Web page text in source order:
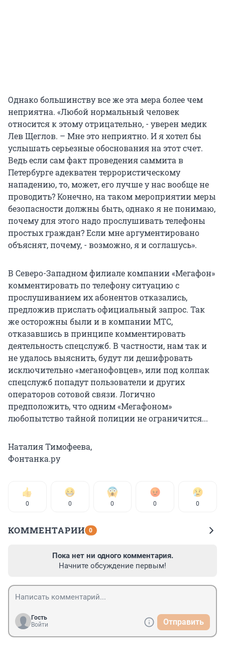
Однако большинству все же эта мера более чем
неприятна. «Любой нормальный человек
относится к этому отрицательно, - уверен медик
Лев Щеглов. – Мне это неприятно. И я хотел бы
услышать серьезные обоснования на этот счет.
Ведь если сам факт проведения саммита в
Петербурге адекватен террористическому
нападению, то, может, его лучше у нас вообще не
проводить? Конечно, на таком мероприятии меры
безопасности должны быть, однако я не понимаю,
почему для этого надо прослушивать телефоны
простых граждан? Если мне аргументировано
объяснят, почему, - возможно, я и соглашусь».
В Северо-Западном филиале компании «Мегафон»
комментировать по телефону ситуацию с
прослушиванием их абонентов отказались,
предложив прислать официальный запрос. Так
же осторожны были и в компании МТС,
отказавшись в принципе комментировать
деятельность спецслужб. В частности, нам так и
не удалось выяснить, будут ли дешифровать
исключительно «меганофовцев», или под колпак
спецслужб попадут пользователи и других
операторов сотовой связи. Логично
предположить, что одним «Мегафоном»
любопытство тайной полиции не ограничится...
Наталия Тимофеева,
Фонтанка.ру
0 0 0 0 0
КОММЕНТАРИИ 0
Пока нет ни одного комментария.
Начните обсуждение первым!
Гость
Войти
Отправить